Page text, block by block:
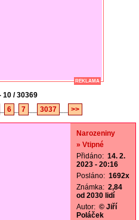
REKLAMA
10 / 30369
6 7 3037 >>
Narozeniny
» Vtipné
Přidáno: 14. 2.
2023 - 20:16
Posláno: 1692x
Známka: 2,84
od 2030 lidí
Autor: © Jiří
Poláček